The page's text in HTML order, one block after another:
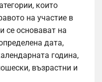
които
на участие в
се основават на
дата,
година,
възрастни и